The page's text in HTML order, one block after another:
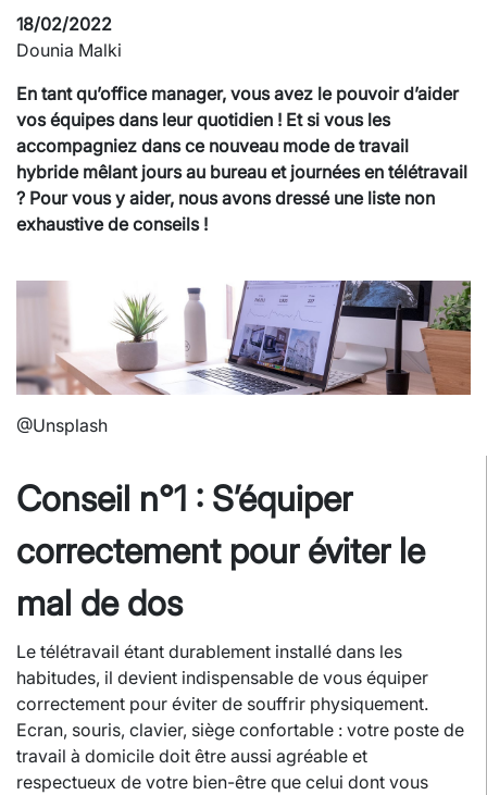
18/02/2022
Dounia Malki
En tant qu’office manager, vous avez le pouvoir d’aider
vos équipes dans leur quotidien ! Et si vous les
accompagniez dans ce nouveau mode de travail
hybride mêlant jours au bureau et journées en télétravail
? Pour vous y aider, nous avons dressé une liste non
exhaustive de conseils !
@Unsplash
Conseil n°1 : S’équiper
correctement pour éviter le
mal de dos
Le télétravail étant durablement installé dans les
habitudes, il devient indispensable de vous équiper
correctement pour éviter de souffrir physiquement.
Ecran, souris, clavier, siège confortable : votre poste de
travail à domicile doit être aussi agréable et
respectueux de votre bien-être que celui dont vous